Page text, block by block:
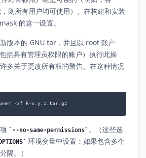
则所有用户均可使用）。在构建和安装
的这一设置。
版本的 GNU tar，并且以 root 账户
括具有管理员权限的账户）执行此操
多关于更改所有权的警告。在这种情况
-xf R-x.y.z.tar.gz
--no-same-permissions
。（这些选
环境变量中设置：如果包含多个
隔。）